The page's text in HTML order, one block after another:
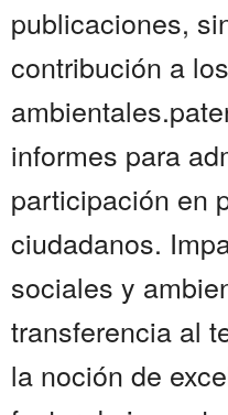
publicaciones,
contribución a
informes para
participación en
ciudadanos.
sociales y
transferencia al
la noción de